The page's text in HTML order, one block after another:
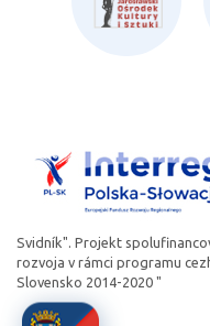
Svidník". Projekt
rozvoja v rámci programu
Slovensko 2014-2020 "